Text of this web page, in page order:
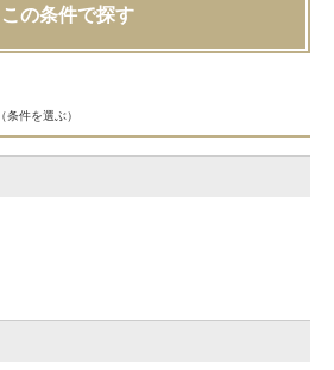
この条件で探す
（条件を選ぶ）